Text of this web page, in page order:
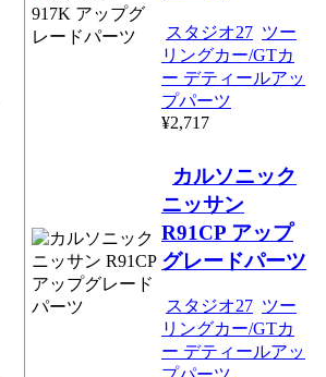
スタジオ27 ツー
リングカー/GTカ
ー デティールアッ
プパーツ
¥2,717
カルソニック
ニッサン
R91CP アップ
グレードパーツ
スタジオ27 ツー
リングカー/GTカ
ー デティールアッ